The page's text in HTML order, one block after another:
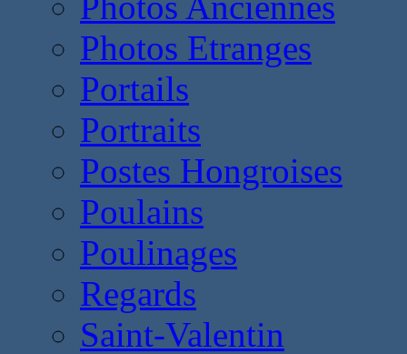
Photos Etranges
Portails
Portraits
Postes Hongroises
Poulains
Poulinages
Regards
Saint-Valentin